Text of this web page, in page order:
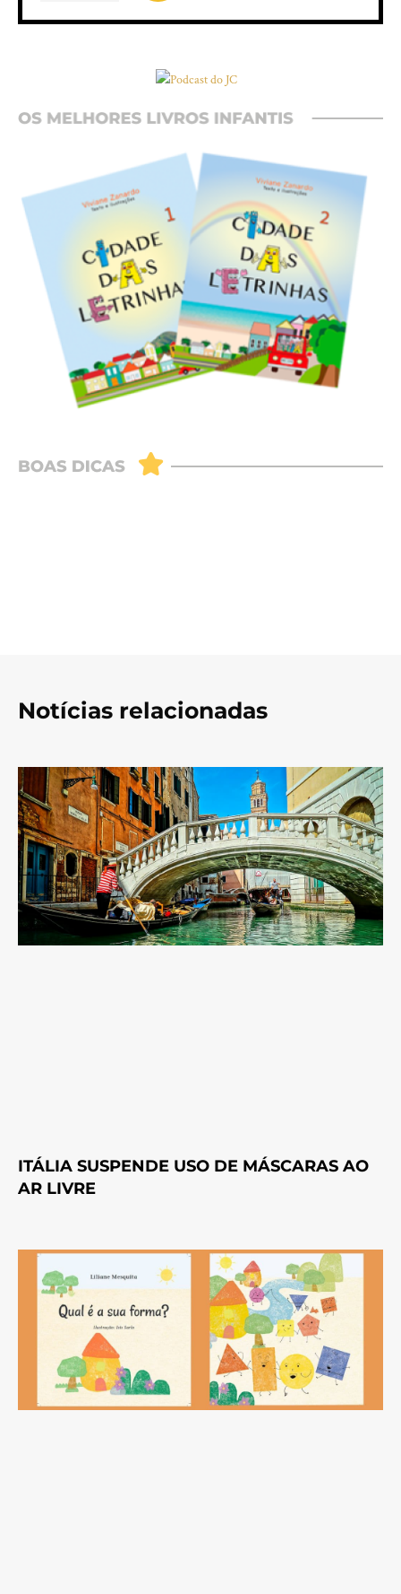
Notícias relacionadas
ITÁLIA SUSPENDE USO DE MÁSCARAS AO
AR LIVRE